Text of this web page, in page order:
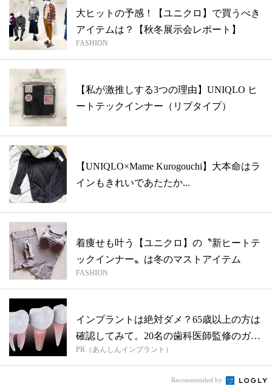
大ヒットの予感！【ユニクロ】で買うべき
アイテムは？【秋冬展示会レポート】
FASHION
【私が激推しする3つの理由】UNIQLO ヒ
ートテックインナー（リブタイプ）
【UNIQLO×Mame Kurogouchi】大本命はラ
インもきれいであたたか...
着痩せも叶う【ユニクロ】の〝新ヒートテ
ックインナー〟は冬のマストアイテム
FASHION
インプラントは絶対ダメ？65歳以上の方は
確認してみて。20名の歯科医師監修のガ
イ...
PR（あんしんインプラント）
Recommended by